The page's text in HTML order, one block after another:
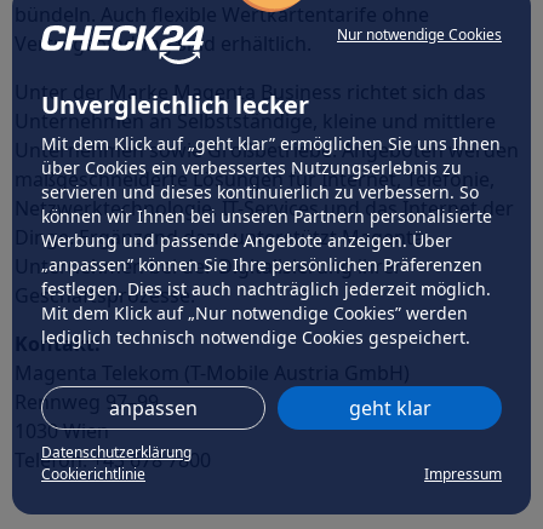
Nur notwendige Cookies
Unvergleichlich lecker
Mit dem Klick auf „geht klar” ermöglichen Sie uns Ihnen
über Cookies ein verbessertes Nutzungserlebnis zu
servieren und dieses kontinuierlich zu verbessern. So
können wir Ihnen bei unseren Partnern personalisierte
Werbung und passende Angebote anzeigen. Über
„anpassen” können Sie Ihre persönlichen Präferenzen
festlegen. Dies ist auch nachträglich jederzeit möglich.
Mit dem Klick auf „Nur notwendige Cookies” werden
lediglich technisch notwendige Cookies gespeichert.
anpassen geht klar
Datenschutzerklärung
Cookierichtlinie
Impressum
bündeln. Auch flexible Wertkartentarife ohne
Vertragsbindung sind erhältlich.
Unter der Marke Magenta Business richtet sich das
Unternehmen an Selbstständige, kleine und mittlere
Unternehmen sowie Großbetriebe. Angeboten werden
maßgeschneiderte Lösungen für Internet, Telefonie,
Netzwerktechnologie, IT-Services und das Internet der
Dinge. Ergänzend dazu unterstützt Magenta
Unternehmen bei der Digitalisierung ihrer
Geschäftsprozesse.
Kontakt:
Rennweg 97–99
1030 Wien
Telefon: +43 678 7800